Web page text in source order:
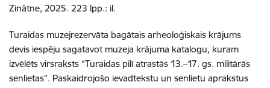
Zinātne, 2025. 223 lpp.: il.
Turaidas muzejrezervāta bagātais arheoloģiskais krājums
devis iespēju sagatavot muzeja krājuma katalogu, kuram
izvēlēts virsraksts “Turaidas pilī atrastās 13.–17. gs. militārās
senlietas”. Paskaidrojošo ievadtekstu un senlietu aprakstus